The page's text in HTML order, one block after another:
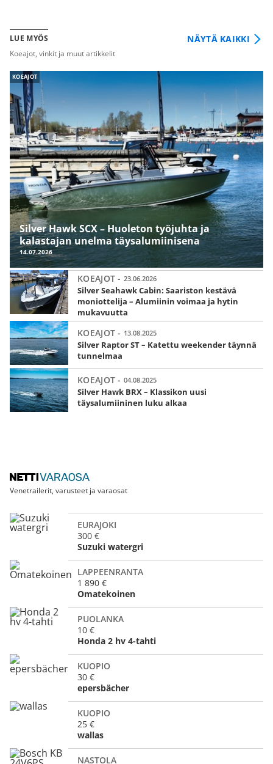
LUE MYÖS
Koeajot, vinkit ja muut artikkelit
NÄYTÄ KAIKKI
KOEAJOT
14.07.2026
Silver Hawk SCX – Huoleton työjuhta ja
kalastajan unelma täysalumiinisena
Silver Seahawk Cabin: Saariston kestävä
moniottelija – Alumiinin voimaa ja hytin
mukavuutta
KOEAJOT - 23.06.2026
Silver Raptor ST – Katettu weekender täynnä
tunnelmaa
KOEAJOT - 13.08.2025
Silver Hawk BRX – Klassikon uusi
täysalumiininen luku alkaa
KOEAJOT - 04.08.2025
Venetrailerit, varusteet ja varaosat
EURAJOKI
Suzuki watergri
300 €
LAPPEENRANTA
Omatekoinen
1 890 €
PUOLANKA
Honda 2 hv 4-tahti
10 €
KUOPIO
epersbächer
30 €
KUOPIO
wallas
25 €
NASTOLA